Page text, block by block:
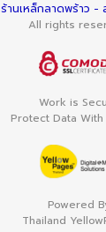
ร้านเหล็กลาดพร้าว
All rights
Work is
Protect Data
Powered
Thailand